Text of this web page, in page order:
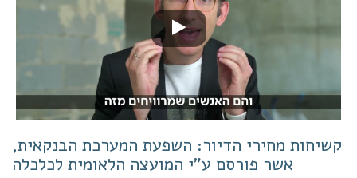
קשיחות מחירי הדיור: השפעת המערכת הבנקאית,
אשר פורסם ע"י המועצה הלאומית לכלכלה